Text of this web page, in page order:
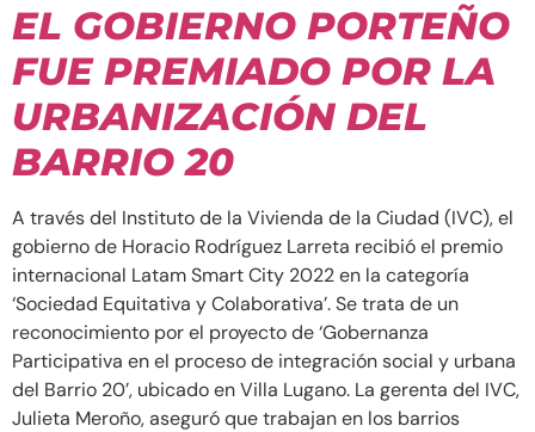
EL GOBIERNO PORTEÑO
FUE PREMIADO POR LA
URBANIZACIÓN DEL
BARRIO 20
A través del Instituto de la Vivienda de la Ciudad (IVC), el
gobierno de Horacio Rodríguez Larreta recibió el premio
internacional Latam Smart City 2022 en la categoría
‘Sociedad Equitativa y Colaborativa’. Se trata de un
reconocimiento por el proyecto de ‘Gobernanza
Participativa en el proceso de integración social y urbana
del Barrio 20’, ubicado en Villa Lugano. La gerenta del IVC,
Julieta Meroño, aseguró que trabajan en los barrios